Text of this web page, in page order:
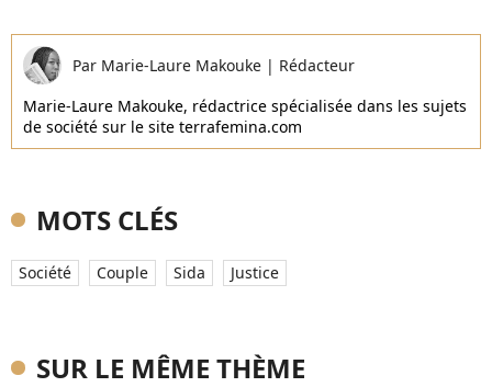
Par Marie-Laure Makouke | Rédacteur
Marie-Laure Makouke, rédactrice spécialisée dans les sujets
de société sur le site terrafemina.com
MOTS CLÉS
Société Couple Sida Justice
SUR LE MÊME THÈME